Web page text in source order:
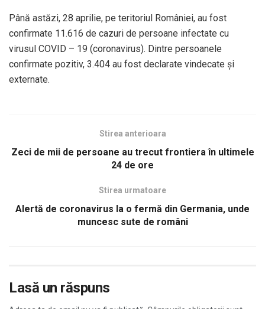
Până astăzi, 28 aprilie, pe teritoriul României, au fost
confirmate 11.616 de cazuri de persoane infectate cu
virusul COVID – 19 (coronavirus). Dintre persoanele
confirmate pozitiv, 3.404 au fost declarate vindecate și
externate.
Stirea anterioara
Zeci de mii de persoane au trecut frontiera în ultimele
24 de ore
Stirea urmatoare
Alertă de coronavirus la o fermă din Germania, unde
muncesc sute de români
Lasă un răspuns